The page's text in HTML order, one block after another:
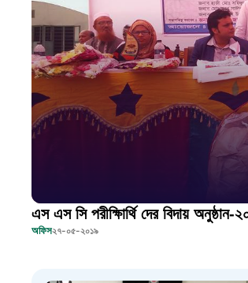
এস এস সি পরীক্ষিার্থি দের বিদায় অনুষ্ঠান-
অফিস২৭-০৫-২০১৯